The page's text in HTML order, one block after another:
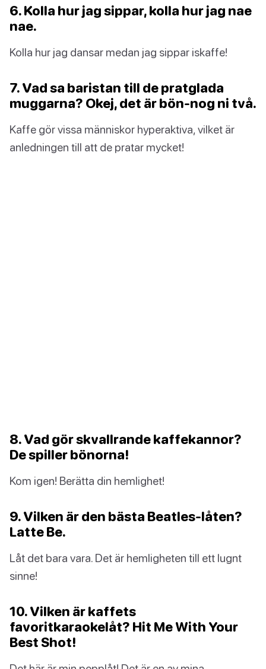
6. Kolla hur jag sippar, kolla hur jag nae
nae.
Kolla hur jag dansar medan jag sippar iskaffe!
7. Vad sa baristan till de pratglada
muggarna? Okej, det är bön-nog ni två.
Kaffe gör vissa människor hyperaktiva, vilket är
anledningen till att de pratar mycket!
8. Vad gör skvallrande kaffekannor?
De spiller bönorna!
Kom igen! Berätta din hemlighet!
9. Vilken är den bästa Beatles-låten?
Latte Be.
Låt det bara vara. Det är hemligheten till ett lugnt
sinne!
10. Vilken är kaffets
favoritkaraokelåt? Hit Me With Your
Best Shot!